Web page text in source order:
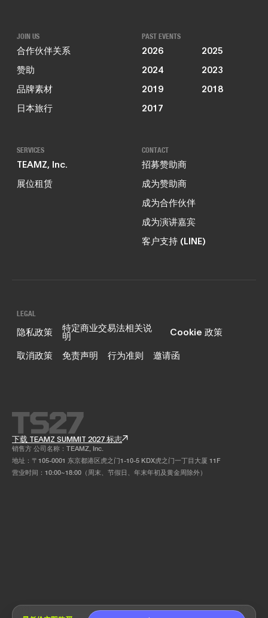
JOIN US
合作伙伴关系
赞助
品牌素材
日本旅行
PAST EVENTS
2026
2025
2024
2023
2019
2018
2017
SERVICES
TEAMZ, Inc.
展位租赁
CONTACT
招募赞助商
成为赞助商
成为合作伙伴
成为演讲嘉宾
客户支持 (LINE)
LEGAL
隐私政策 特定商业交易法相关说
明
Cookie 政策
取消政策
免责声明 行为准则 邀请函
下载 TEAMZ SUMMIT 2027 标志
销售方 公司名称：TEAMZ, Inc.
地址：〒105-0001 东京都港区虎之门1-10-5 KDX虎之门一丁目大厦 11F
营业时间：10:00~18:00（周末、节假日、年末年初及黄金周除外）